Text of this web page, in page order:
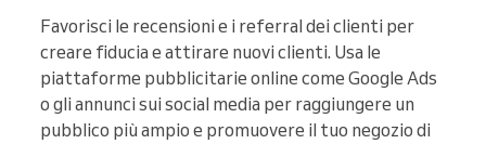
Favorisci le recensioni e i referral dei clienti per
creare fiducia e attirare nuovi clienti. Usa le
piattaforme pubblicitarie online come Google Ads
o gli annunci sui social media per raggiungere un
pubblico più ampio e promuovere il tuo negozio di